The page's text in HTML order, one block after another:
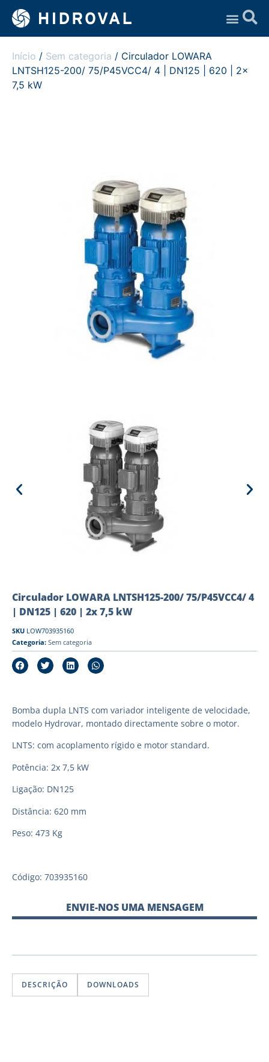
Início / Sem categoria / Circulador LOWARA
LNTSH125-200/ 75/P45VCC4/ 4 | DN125 | 620 | 2x
7,5 kW
Circulador LOWARA LNTSH125-200/ 75/P45VCC4/ 4
| DN125 | 620 | 2x 7,5 kW
SKU LOW703935160
Categoria: Sem categoria
Bomba dupla LNTS com variador inteligente de velocidade,
modelo Hydrovar, montado directamente sobre o motor.
LNTS: com acoplamento rígido e motor standard.
Potência: 2x 7,5 kW
Ligação: DN125
Distância: 620 mm
Peso: 473 Kg
Código: 703935160
ENVIE-NOS UMA MENSAGEM
DESCRIÇÃO DOWNLOADS